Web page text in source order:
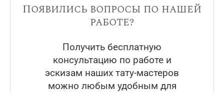
Появились вопросы по нашей
работе?
Получить бесплатную
консультацию по работе и
эскизам наших тату-мастеров
можно любым удобным для